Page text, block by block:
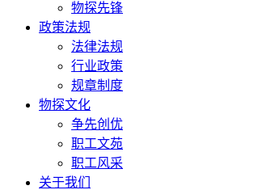
物探先锋
政策法规
法律法规
行业政策
规章制度
物探文化
争先创优
职工文苑
职工风采
关于我们